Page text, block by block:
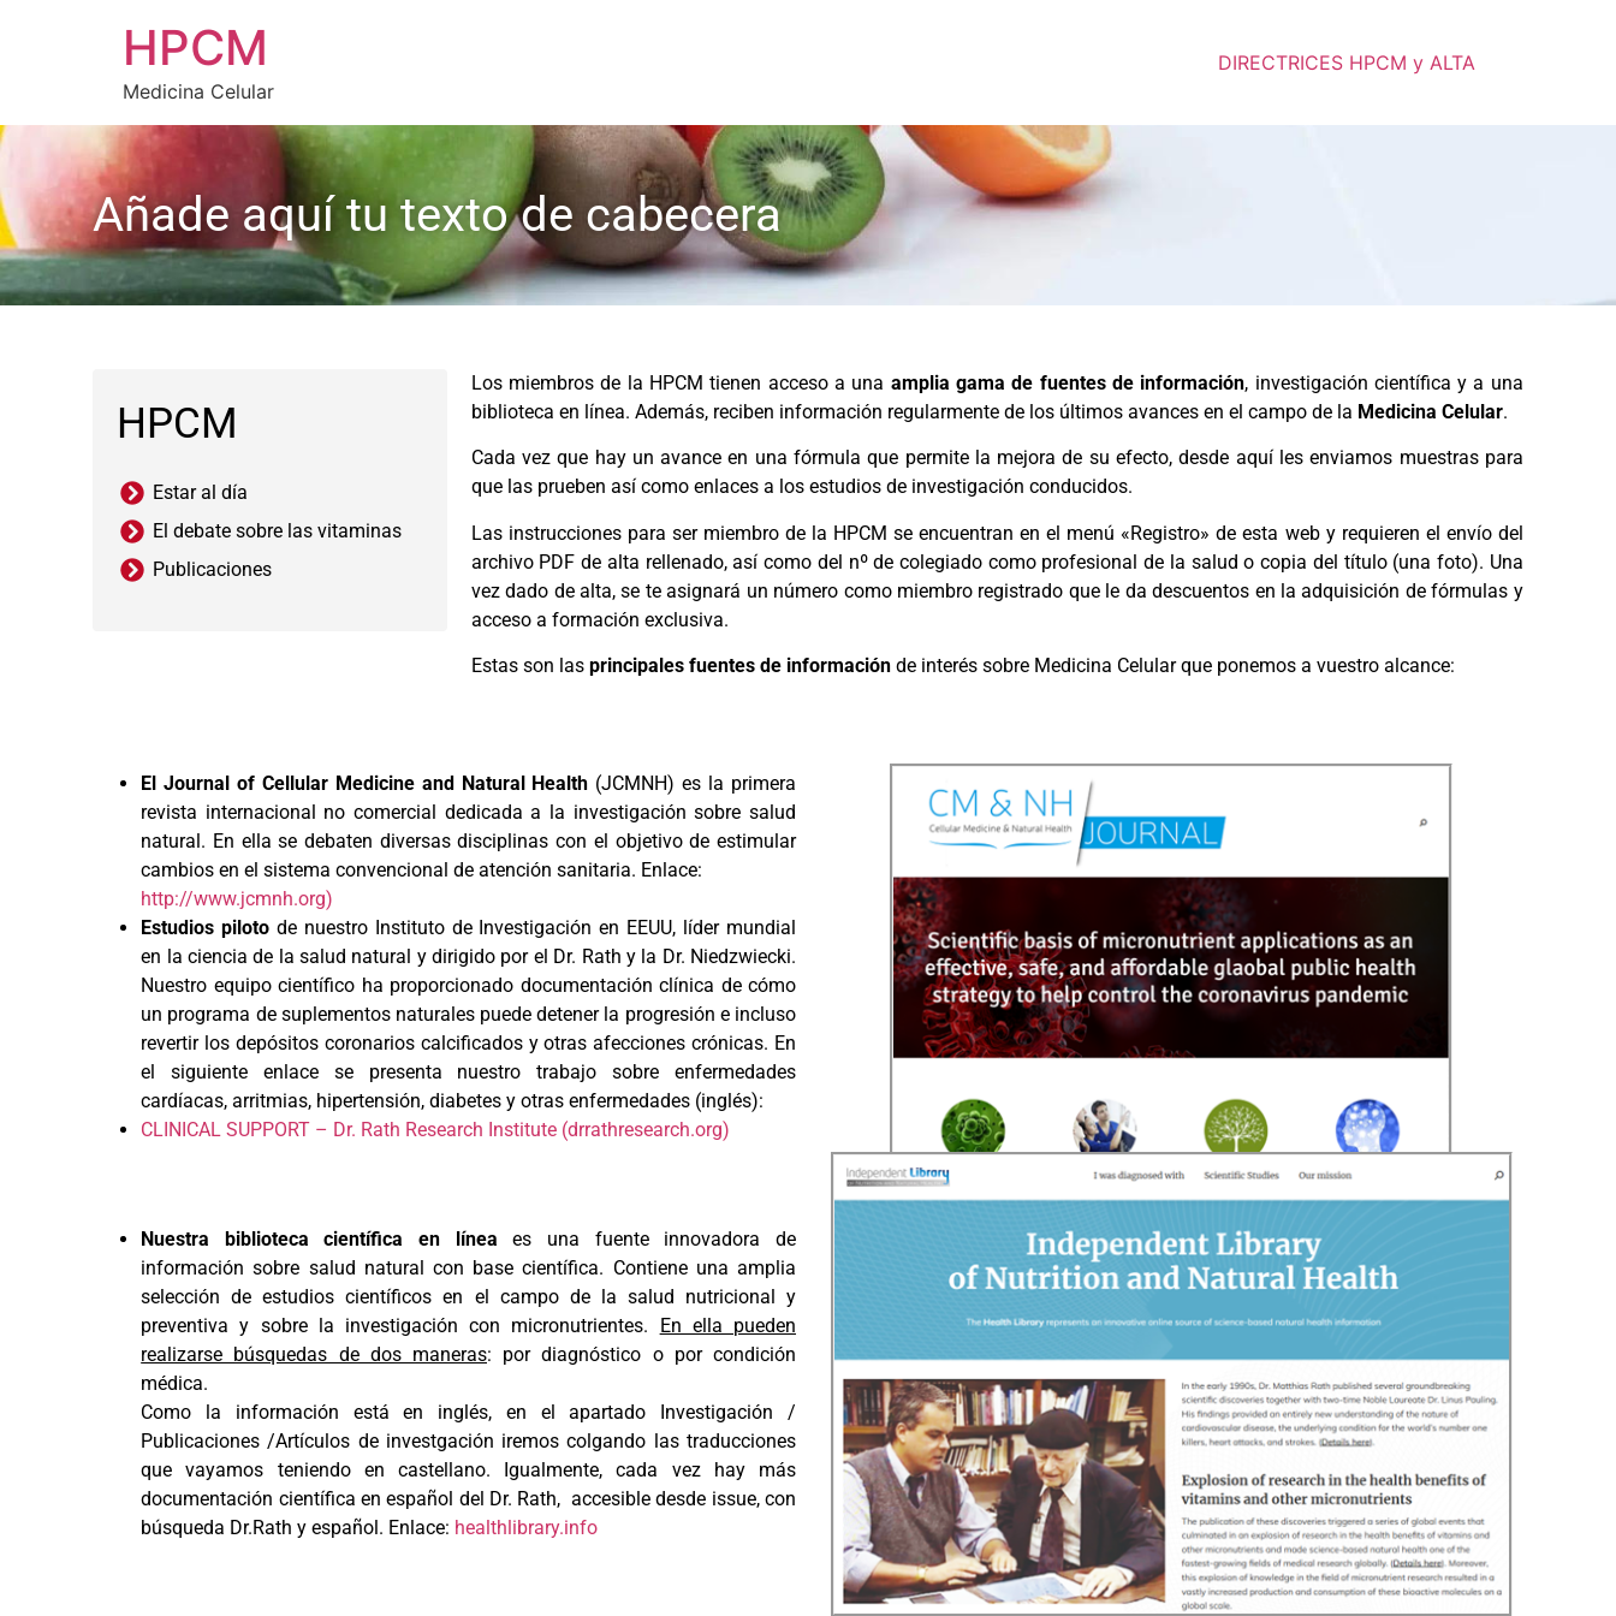
HPCM
Medicina Celular
DIRECTRICES HPCM y ALTA
Añade aquí tu texto de cabecera
HPCM
Estar al día
El debate sobre las vitaminas
Publicaciones
Los miembros de la HPCM tienen acceso a una amplia gama de fuentes de información, investigación científica y a una
biblioteca en línea. Además, reciben información regularmente de los últimos avances en el campo de la Medicina Celular.
Cada vez que hay un avance en una fórmula que permite la mejora de su efecto, desde aquí les enviamos muestras para
que las prueben así como enlaces a los estudios de investigación conducidos.
Las instrucciones para ser miembro de la HPCM se encuentran en el menú «Registro» de esta web y requieren el envío del
archivo PDF de alta rellenado, así como del nº de colegiado como profesional de la salud o copia del título (una foto). Una
vez dado de alta, se te asignará un número como miembro registrado que le da descuentos en la adquisición de fórmulas y
acceso a formación exclusiva.
Estas son las principales fuentes de información de interés sobre Medicina Celular que ponemos a vuestro alcance:
El Journal of Cellular Medicine and Natural Health (JCMNH) es la primera
revista internacional no comercial dedicada a la investigación sobre salud
natural. En ella se debaten diversas disciplinas con el objetivo de estimular
cambios en el sistema convencional de atención sanitaria. Enlace:
http://www.jcmnh.org)
Estudios piloto de nuestro Instituto de Investigación en EEUU, líder mundial
en la ciencia de la salud natural y dirigido por el Dr. Rath y la Dr. Niedzwiecki.
Nuestro equipo científico ha proporcionado documentación clínica de cómo
un programa de suplementos naturales puede detener la progresión e incluso
revertir los depósitos coronarios calcificados y otras afecciones crónicas. En
el siguiente enlace se presenta nuestro trabajo sobre enfermedades
cardíacas, arritmias, hipertensión, diabetes y otras enfermedades (inglés):
CLINICAL SUPPORT – Dr. Rath Research Institute (drrathresearch.org)
Nuestra biblioteca científica en línea es una fuente innovadora de
información sobre salud natural con base científica. Contiene una amplia
selección de estudios científicos en el campo de la salud nutricional y
preventiva y sobre la investigación con micronutrientes.
En ella pueden
realizarse búsquedas de dos maneras: por diagnóstico o por condición
médica.
Como la información está en inglés, en el apartado Investigación /
Publicaciones /Artículos de investgación iremos colgando las traducciones
que vayamos teniendo en castellano. Igualmente, cada vez hay más
documentación científica en español del Dr. Rath, accesible desde issue, con
búsqueda Dr.Rath y español. Enlace: healthlibrary.info